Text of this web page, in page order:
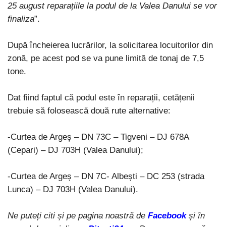
25 august reparațiile la podul de la Valea Danului se vor
finaliza”.
După încheierea lucrărilor, la solicitarea locuitorilor din
zonă, pe acest pod se va pune limită de tonaj de 7,5
tone.
Dat fiind faptul că podul este în reparații, cetățenii
trebuie să folosească două rute alternative:
-Curtea de Argeș – DN 73C – Tigveni – DJ 678A
(Cepari) – DJ 703H (Valea Danului);
-Curtea de Argeș – DN 7C- Albești – DC 253 (strada
Lunca) – DJ 703H (Valea Danului).
Ne puteți citi și pe pagina noastră de Facebook și în